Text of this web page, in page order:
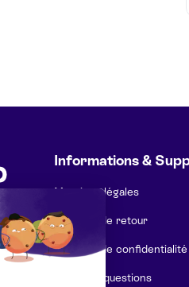
Informations &
Mentions légales
Politique de retour
Politique de confidentialité
Foire aux questions